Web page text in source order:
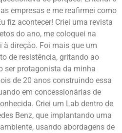
empresas e me reafirmei como
fiz acontecer! Criei uma revista
do ano, me coloquei na
à direção. Foi mais que um
de resistência, gritando ao
ser protagonista da minha
de 20 anos construindo essa
em concessionárias de
Criei um Lab dentro de
Benz, que implantando uma
usando abordagens de